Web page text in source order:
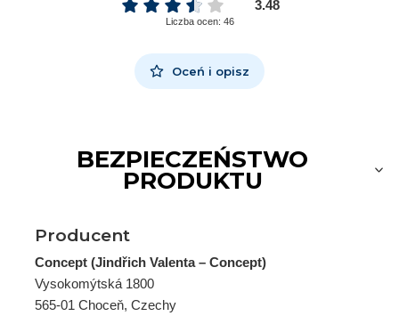
3.48
Liczba ocen: 46
Oceń i opisz
BEZPIECZEŃSTWO
PRODUKTU
Producent
Concept (Jindřich Valenta – Concept)
Vysokomýtská 1800
565-01 Choceň, Czechy